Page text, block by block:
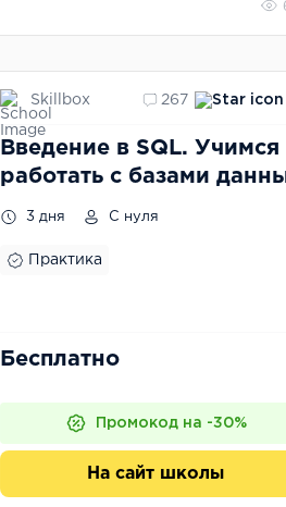
Skillbox 267
Введение в SQL. Учимся
работать с базами
3 дня С нуля
Практика
Бесплатно
Промокод на -30%
На сайт школы